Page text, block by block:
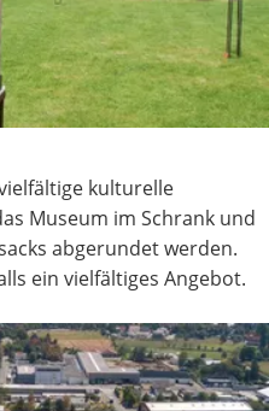
kulturelle
Museum im Schrank und
abgerundet werden.
ein vielfältiges Angebot.